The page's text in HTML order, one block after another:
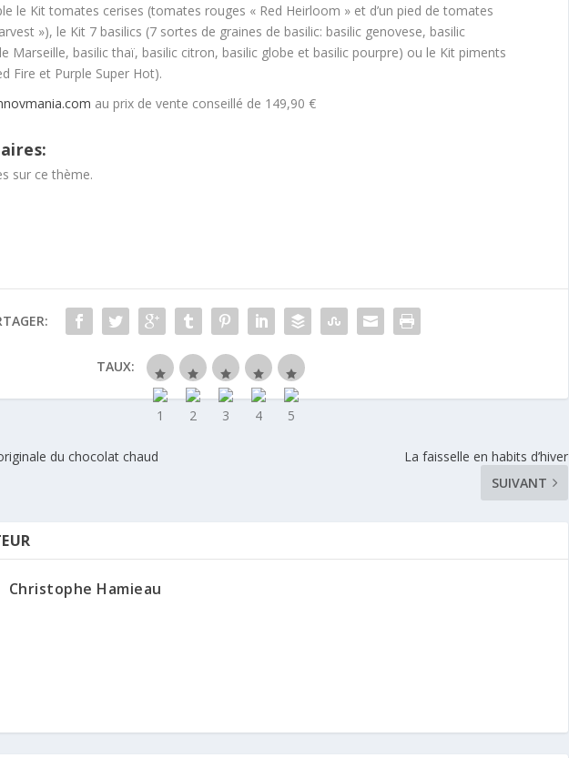
le Kit tomates cerises (tomates rouges « Red Heirloom » et d’un pied de tomates
»), le Kit 7 basilics (7 sortes de graines de basilic: basilic genovese, basilic
Marseille, basilic thaï, basilic citron, basilic globe et basilic pourpre) ou le Kit piments
Fire et Purple Super Hot).
au prix de vente conseillé de 149,90 €
sur ce thème.
TAUX:
du chocolat chaud
La faisselle en habits d’hiver
SUIVANT
Christophe Hamieau